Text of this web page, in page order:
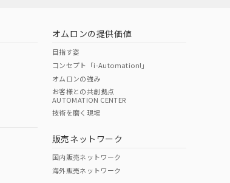
オムロンの提供価値
目指す姿
コンセプト「i-Automation!」
オムロンの強み
お客様との共創拠点
AUTOMATION CENTER
技術を磨く現場
販売ネットワーク
国内販売ネットワーク
海外販売ネットワーク